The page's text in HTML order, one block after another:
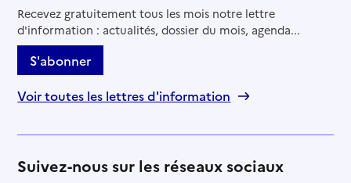
Recevez gratuitement tous les mois notre lettre
d'information : actualités, dossier du mois, agenda...
S'abonner
Voir toutes les lettres d'information
Suivez-nous sur les réseaux sociaux